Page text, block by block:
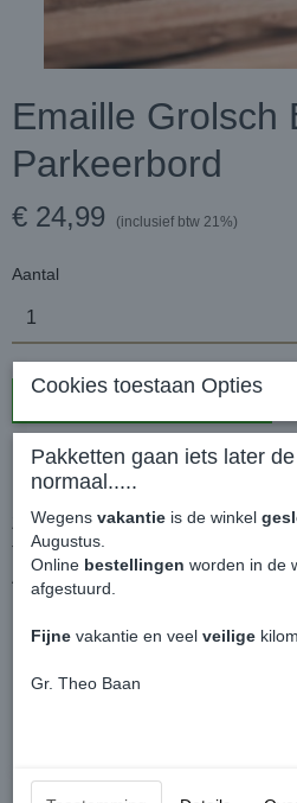
Emaille Grolsch
Parkeerbord
€ 24,99 (inclusief btw 21%)
Aantal
Emaille Grolsch Bord Groen -
Zwaar metalen bord voor aan de
Tekst: Grolsch drinkers only - all
Afmetingen:
Hoogte: 46 cm
Emaille Grolsch Bord Groen -
Cookies toestaan Opties
Pakketten gaan iets later
normaal.....
Wegens vakantie is de winkel
Augustus.
Online bestellingen worden in de
afgestuurd.
Fijne vakantie en veel veilige
Gr. Theo Baan